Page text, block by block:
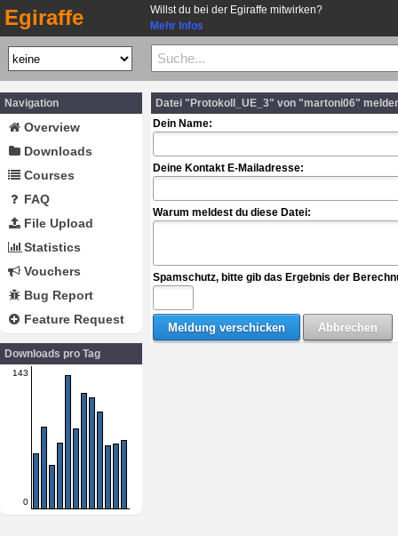
Egiraffe
Willst du bei der Egiraffe mitwirken?
Mehr Infos
Navigation
Overview
Downloads
Courses
FAQ
File Upload
Statistics
Vouchers
Bug Report
Feature Request
Downloads pro Tag
143
0
Datei "Protokoll_UE_3" von "martoni06"
Dein Name:
Deine Kontakt E-Mailadresse:
Warum meldest du diese Datei:
Spamschutz, bitte gib das Ergebnis der